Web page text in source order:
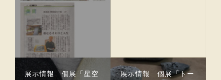
展示情報 個展「星空
展示情報 個展「トー